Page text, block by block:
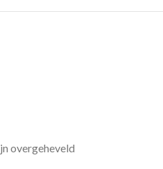
overgeheveld